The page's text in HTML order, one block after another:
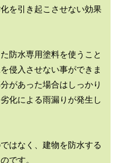
を引き起こさせない効果
防水専用塗料を使うこと
侵入させない事ができま
があった場合はしっかり
化による雨漏りが発生し
はなく、建物を防水する
です。